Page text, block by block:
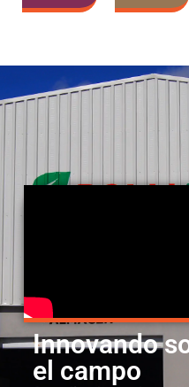
Innovando
el campo